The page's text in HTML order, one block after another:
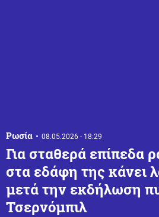
Ρωσία 08.05.2026 - 18:29
Για σταθερά επίπεδα
στα εδάφη της κάνει
μετά την εκδήλωση
Τσερνόμπιλ